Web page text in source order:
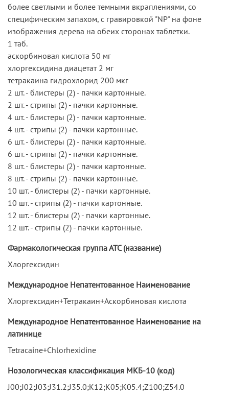
более светлыми и более темными вкраплениями, со
специфическим запахом, с гравировкой "NP" на фоне
изображения дерева на обеих сторонах таблетки.
1 таб.
аскорбиновая кислота 50 мг
хлоргексидина диацетат 2 мг
тетракаина гидрохлорид 200 мкг
2 шт. - блистеры (2) - пачки картонные.
2 шт. - стрипы (2) - пачки картонные.
4 шт. - блистеры (2) - пачки картонные.
4 шт. - стрипы (2) - пачки картонные.
6 шт. - блистеры (2) - пачки картонные.
6 шт. - стрипы (2) - пачки картонные.
8 шт. - блистеры (2) - пачки картонные.
8 шт. - стрипы (2) - пачки картонные.
10 шт. - блистеры (2) - пачки картонные.
10 шт. - стрипы (2) - пачки картонные.
12 шт. - блистеры (2) - пачки картонные.
12 шт. - стрипы (2) - пачки картонные.
Фармакологическая группа АТС (название)
Хлоргексидин
Международное Непатентованное Наименование
Хлоргексидин+Тетракаин+Аскорбиновая кислота
Международное Непатентованное Наименование на
латинице
Tetracaine+Chlorhexidine
Нозологическая классификация МКБ-10 (код)
J00;J02;J03;J31.2;J35.0;K12;K05;K05.4;Z100;Z54.0